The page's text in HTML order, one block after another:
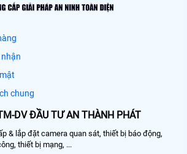
chung
DV ĐẦU TƯ AN THÀNH PHÁT
& lắp đặt camera quan sát, thiết bị báo động,
thiết bị mạng, ...